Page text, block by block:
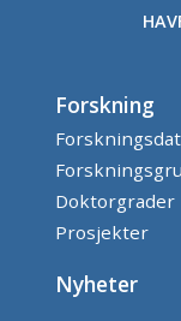
Forskning
Doktorgrader
Prosjekter
Nyheter